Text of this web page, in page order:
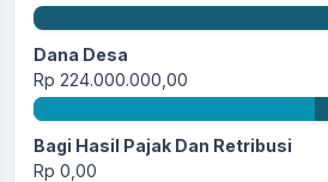
Dana Desa
Rp 224.000.000,00
Bagi Hasil Pajak Dan Retribusi
Rp 0,00